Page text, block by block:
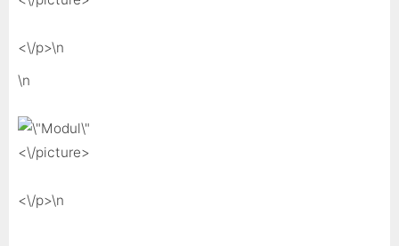
<\/p>\n
\n
<\/picture>
<\/p>\n